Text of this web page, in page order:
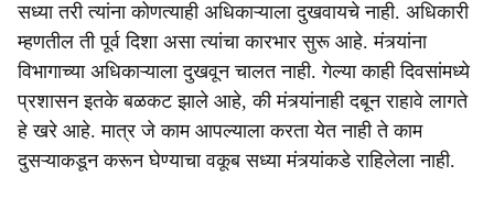
सध्या तरी त्यांना कोणत्याही अधिकाऱ्याला दुखवायचे नाही. अधिकारी
म्हणतील ती पूर्व दिशा असा त्यांचा कारभार सुरू आहे. मंत्र्यांना
विभागाच्या अधिकाऱ्याला दुखवून चालत नाही. गेल्या काही दिवसांमध्ये
प्रशासन इतके बळकट झाले आहे, की मंत्र्यांनाही दबून राहावे लागते
हे खरे आहे. मात्र जे काम आपल्याला करता येत नाही ते काम
दुसऱ्याकडून करून घेण्याचा वकूब सध्या मंत्र्यांकडे राहिलेला नाही.